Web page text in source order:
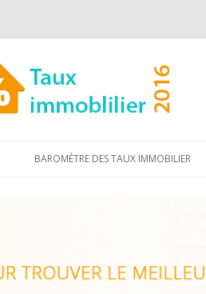
BAROMÈTRE DES TAUX IMMOBILIER